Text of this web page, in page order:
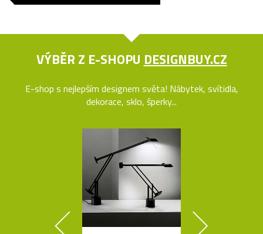
VÝBĚR Z E-SHOPU DESIGNBUY.CZ
E-shop s nejlepším designem světa! Nábytek, svítidla,
dekorace, sklo, šperky...